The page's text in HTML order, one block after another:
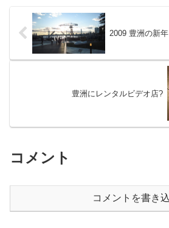
が注目したのは、大きな切れ込み
のある80センチほどのモンステ...
る...
2009 豊洲の新
豊洲にレンタルビデオ店?
コメント
コメントを書き